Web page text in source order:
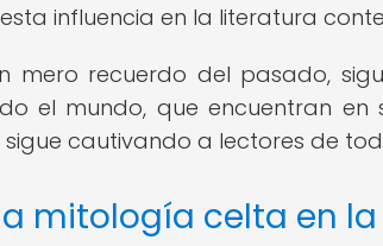
influencia en la literatura
mero recuerdo del pasado,
el mundo, que encuentran en
cautivando a lectores de
mitología celta en